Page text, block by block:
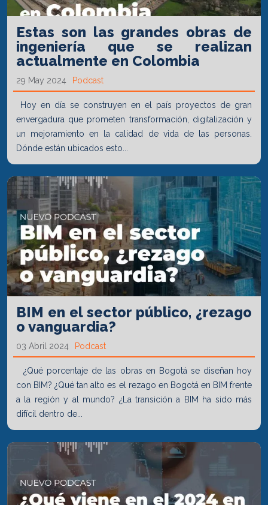
Estas son las grandes obras de
ingeniería que se realizan
actualmente en Colombia
29 May 2024 Podcast
Hoy en día se construyen en el país proyectos de gran
envergadura que prometen transformación, digitalización y
un mejoramiento en la calidad de vida de las personas.
Dónde están ubicados esto...
BIM en el sector público, ¿rezago
o vanguardia?
03 Abril 2024 Podcast
¿Qué porcentaje de las obras en Bogotá se diseñan hoy
con BIM? ¿Qué tan alto es el rezago en Bogotá en BIM frente
a la región y al mundo? ¿La transición a BIM ha sido más
difícil dentro de...